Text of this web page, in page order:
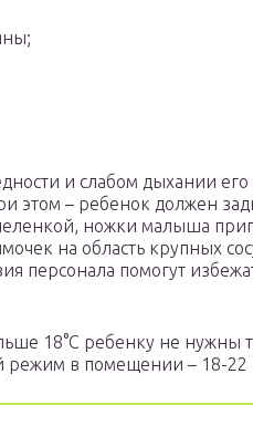
и слабом дыхании его
этом – ребенок должен
ножки малыша
на область крупных
персонала помогут
18°С ребенку не нужны
в помещении – 18-22